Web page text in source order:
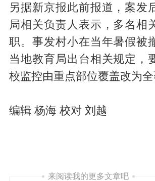
另据新京报此前报道，案发
局相关负责人表示，多名相
职。事发村小在当年暑假被
当地教育局出台相关规定，
校监控由重点部位覆盖改为全
编辑 杨海 校对 刘越
来阅读我的更多文章吧